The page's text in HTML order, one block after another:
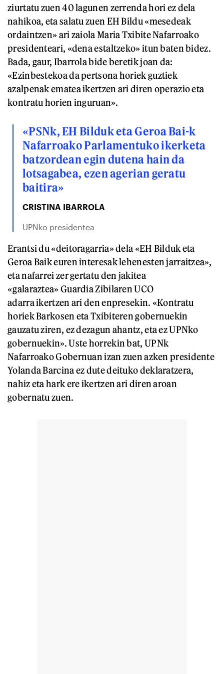
ziurtatu zuen 40 lagunen zerrenda hori ez dela
nahikoa, eta salatu zuen EH Bildu «mesedeak
ordaintzen» ari zaiola Maria Txibite Nafarroako
presidenteari, «dena estaltzeko» itun baten bidez.
Bada, gaur, Ibarrola bide beretik joan da:
«Ezinbestekoa da pertsona horiek guztiek
azalpenak ematea ikertzen ari diren operazio eta
kontratu horien inguruan».
«PSNk, EH Bilduk eta Geroa Bai-k
Nafarroako Parlamentuko ikerketa
batzordean egin dutena hain da
lotsagabea, ezen agerian geratu
baitira»
CRISTINA IBARROLA
UPNko presidentea
Erantsi du «deitoragarria» dela «EH Bilduk eta
Geroa Baik euren interesak lehenesten jarraitzea»,
eta nafarrei zer gertatu den jakitea
«galaraztea» Guardia Zibilaren UCO
adarra ikertzen ari den enpresekin. «Kontratu
horiek Barkosen eta Txibiteren gobernuekin
gauzatu ziren, ez dezagun ahantz, eta ez UPNko
gobernuekin». Uste horrekin bat, UPNk
Nafarroako Gobernuan izan zuen azken presidente
Yolanda Barcina ez dute deituko deklaratzera,
nahiz eta hark ere ikertzen ari diren aroan
gobernatu zuen.